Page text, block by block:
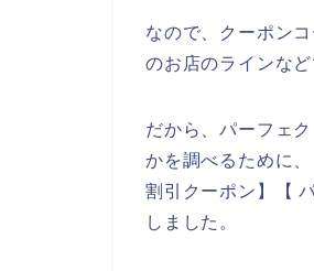
なので、クーポン
のお店のラインな
だから、パーフェ
かを調べるために
割引クーポン】【
しました。